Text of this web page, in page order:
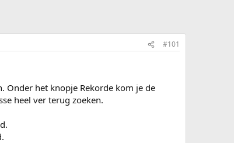
#101
Onder het knopje Rekorde kom je de
heel ver terug zoeken.